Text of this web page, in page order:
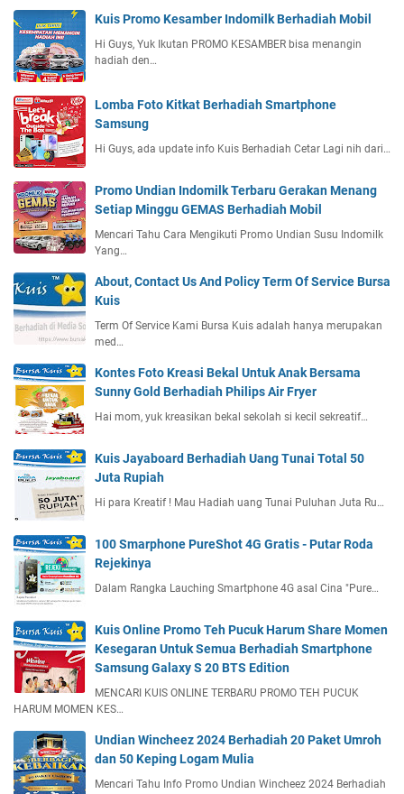
Kuis Promo Kesamber Indomilk Berhadiah Mobil
Hi Guys, Yuk Ikutan PROMO KESAMBER bisa menangin
hadiah den…
Lomba Foto Kitkat Berhadiah Smartphone
Samsung
Hi Guys, ada update info Kuis Berhadiah Cetar Lagi nih dari…
Promo Undian Indomilk Terbaru Gerakan Menang
Setiap Minggu GEMAS Berhadiah Mobil
Mencari Tahu Cara Mengikuti Promo Undian Susu Indomilk
Yang…
About, Contact Us And Policy Term Of Service Bursa
Kuis
Term Of Service Kami Bursa Kuis adalah hanya merupakan
med…
Kontes Foto Kreasi Bekal Untuk Anak Bersama
Sunny Gold Berhadiah Philips Air Fryer
Hai mom, yuk kreasikan bekal sekolah si kecil sekreatif…
Kuis Jayaboard Berhadiah Uang Tunai Total 50
Juta Rupiah
Hi para Kreatif ! Mau Hadiah uang Tunai Puluhan Juta Ru…
100 Smarphone PureShot 4G Gratis - Putar Roda
Rejekinya
Dalam Rangka Lauching Smartphone 4G asal Cina "Pure…
Kuis Online Promo Teh Pucuk Harum Share Momen
Kesegaran Untuk Semua Berhadiah Smartphone
Samsung Galaxy S 20 BTS Edition
MENCARI KUIS ONLINE TERBARU PROMO TEH PUCUK
HARUM MOMEN KES…
Undian Wincheez 2024 Berhadiah 20 Paket Umroh
dan 50 Keping Logam Mulia
Mencari Tahu Info Promo Undian Wincheez 2024 Berhadiah